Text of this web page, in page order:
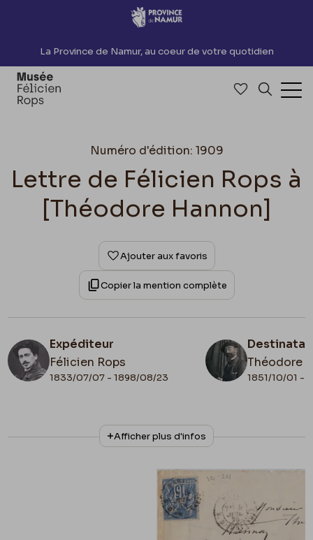
Accèder directement au contenu
La Province de Namur, au coeur de votre quotidien
Accéder à
Numéro d'édition: 1909
Lettre de Félicien Rops à
[Théodore Hannon]
Ajouter aux favoris
Copier la mention complète
Expéditeur
Félicien Rops
1833/07/07 - 1898/08/23
Théodore
1851/10/01 -
N° d'inventaire
ML/00026/0027
Collationnage
Autographe
Cachet d'envoi
1878/07/08
Lieu de conservation
Belgique, Bruxelles, Archives et Musée de la
Afficher plus d'infos